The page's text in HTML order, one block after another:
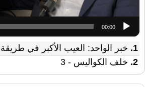
00:00
1. خبر الواحد: العيب الأكبر في طريقة
2. خلف الكواليس - 3